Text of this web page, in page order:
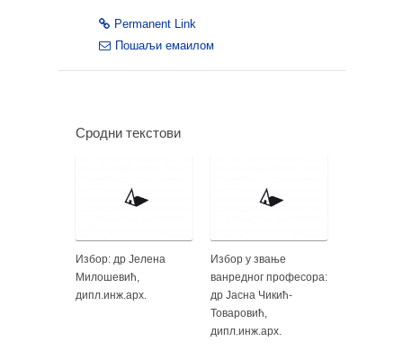
Permanent Link
Пошаљи емаилом
Сродни текстови
Избор: др Јелена
Милошевић,
дипл.инж.арх.
Избор у звање
ванредног професора:
др Јасна Чикић-
Товаровић,
дипл.инж.арх.